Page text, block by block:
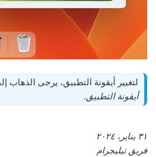
لتغيير أيقونة التطبيق، يرجى الذهاب
أيقونة التطبيق.
٣١ يناير، ٢٠٢٤
فريق تيليجرام